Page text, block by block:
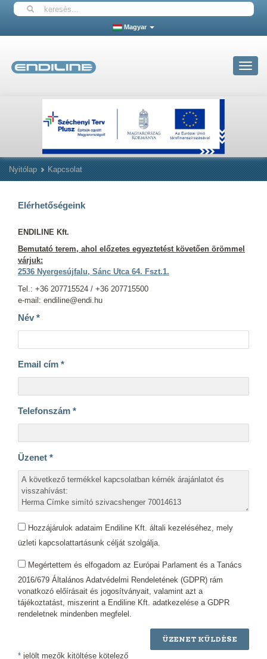
Magyar
Toggle
Nyitólap Kapcsolat
Elérhetőségeink
ENDILINE Kft.
Bemutató terem, ahol előzetes egyeztetést követően örömmel
várjuk:
2536 Nyergesújfalu, Sánc Utca 64. Fszt.1.
Tel.: +36 207715524 / +36 207715500
e-mail: endiline@endi.hu
Név *
Email cím *
Telefonszám *
Üzenet *
Hozzájárulok adataim Endiline Kft. általi kezeléséhez, mely
üzleti kapcsolattartásunk célját szolgálja.
Megértettem és elfogadom az Európai Parlament és a Tanács
2016/679 Általános Adatvédelmi Rendeletének (GDPR) rám
vonatkozó előírásait és jogosítványait, valamint azt a
tájékoztatást, miszerint a Endiline Kft. adatkezelése a GDPR
rendeletnek mindenben megfelel.
ÜZENET KÜLDÉSE
* jelölt mezők kitöltése kötelező